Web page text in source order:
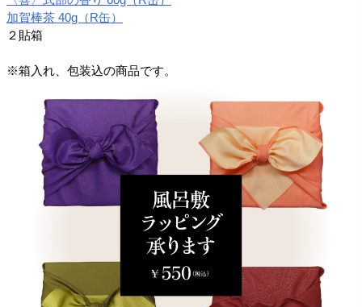
加賀棒茶 40g（R缶）
２貼箱
※箱入れ、包装込の商品です。